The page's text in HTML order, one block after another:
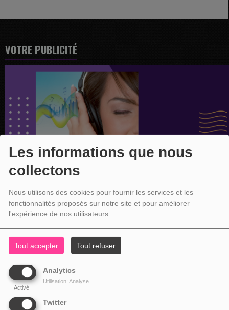
Les informations que nous
collectons
Nous utilisons des cookies pour fournir les services et les
fonctionnalités proposés sur notre site et pour améliorer
l'expérience de nos utilisateurs.
Tout accepter Tout refuser
Analytics
Activé
Utilisation: Analyse
Twitter
VOTRE PUBLICITÉ